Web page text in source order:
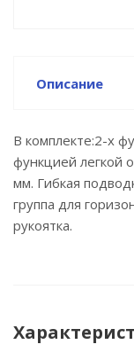
Описание
В комплекте:2-х
функцией легкой
мм. Гибкая
группа для
рукоятка.